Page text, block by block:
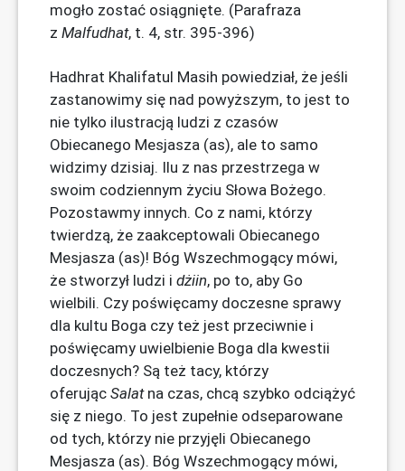
mogło zostać osiągnięte. (Parafraza
z Malfudhat, t. 4, str. 395-396)
Hadhrat Khalifatul Masih powiedział, że jeśli
zastanowimy się nad powyższym, to jest to
nie tylko ilustracją ludzi z czasów
Obiecanego Mesjasza (as), ale to samo
widzimy dzisiaj. Ilu z nas przestrzega w
swoim codziennym życiu Słowa Bożego.
Pozostawmy innych. Co z nami, którzy
twierdzą, że zaakceptowali Obiecanego
Mesjasza (as)! Bóg Wszechmogący mówi,
że stworzył ludzi i dżiin, po to, aby Go
wielbili. Czy poświęcamy doczesne sprawy
dla kultu Boga czy też jest przeciwnie i
poświęcamy uwielbienie Boga dla kwestii
doczesnych? Są też tacy, którzy
oferując Salatna czas, chcą szybko odciążyć
się z niego. To jest zupełnie odseparowane
od tych, którzy nie przyjęli Obiecanego
Mesjasza (as). Bóg Wszechmogący mówi,